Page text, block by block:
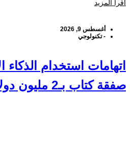
اقرأ المزيد
أغسطس 9, 2026
- تكنولوجي
اتهامات استخدام
صفقة كتاب بـ2 مليون دولار